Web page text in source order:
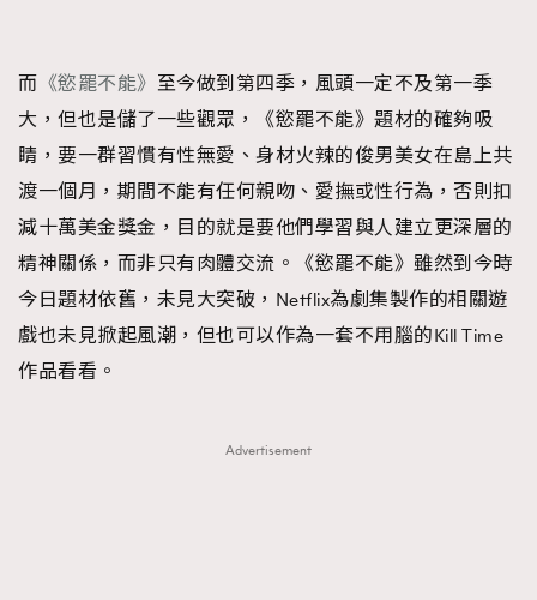
而 《慾罷不能》 至今做到第四季，風頭一定不及第一季
大，但也是儲了一些觀眾，《慾罷不能》題材的確夠吸
睛，要一群習慣有性無愛、身材火辣的俊男美女在島上共
渡一個月，期間不能有任何親吻、愛撫或性行為，否則扣
減十萬美金獎金，目的就是要他們學習與人建立更深層的
精神關係，而非只有肉體交流。《慾罷不能》雖然到今時
今日題材依舊，未見大突破，Netflix為劇集製作的相關遊
戲也未見掀起風潮，但也可以作為一套不用腦的Kill Time
作品看看。
Advertisement